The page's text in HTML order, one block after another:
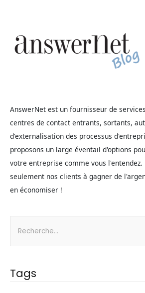
AnswerNet est un fournisseur de
centres de contact entrants, sortants,
d'externalisation des processus
proposons un large éventail d'options
votre entreprise comme vous l'entendez.
seulement nos clients à gagner de
en économiser !
Tags